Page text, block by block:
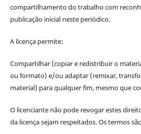
compartilhamento do trabalho com
publicação inicial neste periódico.
A licença permite:
Compartilhar (copiar e redistribuir o
ou formato) e/ou adaptar (remixar,
material) para qualquer fim, mesmo que
O licenciante não pode revogar estes
da licença sejam respeitados. Os termos